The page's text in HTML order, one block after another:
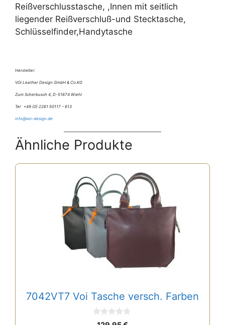
Reißverschlusstasche, ,Innen mit seitlich
liegender Reißverschluß-und Stecktasche,
Schlüsselfinder,Handytasche
Hersteller:
VOi Leather Design GmbH & Co.KG
Zum Scherbusch 4, D-51674 Wiehl
Tel +49 (0) 2261 50117 – 613
info@voi-design.de
Ähnliche Produkte
7042VT7 Voi Tasche versch. Farben
der